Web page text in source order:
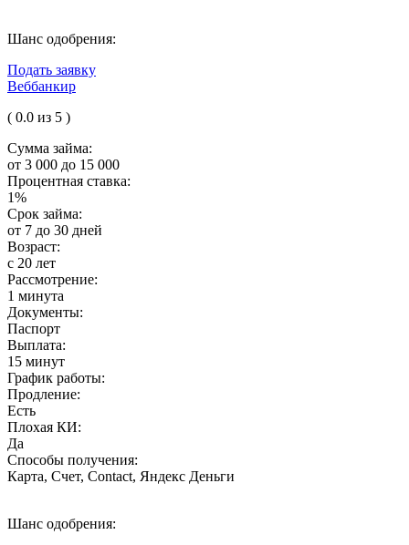
Шанс одобрения:
Подать заявку
Веббанкир
( 0.0 из 5 )
Сумма займа:
от 3 000 до 15 000
Процентная ставка:
1%
Срок займа:
от 7 до 30 дней
Возраст:
с 20 лет
Рассмотрение:
1 минута
Документы:
Паспорт
Выплата:
15 минут
График работы:
Продление:
Есть
Плохая КИ:
Да
Способы получения:
Карта, Счет, Contact, Яндекс Деньги
Шанс одобрения: